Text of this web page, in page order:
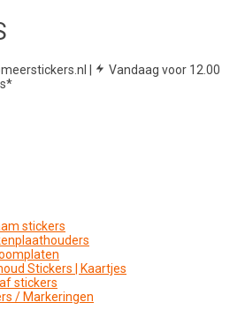
|
Vandaag voor 12.00
stickers
Stickers | Kaartjes
stickers
/ Markeringen